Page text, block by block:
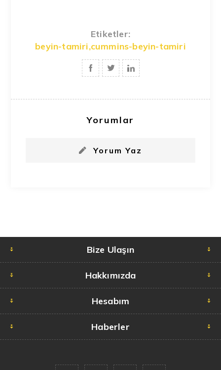
Etiketler:
beyin-tamiri,cummins-beyin-tamiri
Yorumlar
Yorum Yaz
Bize Ulaşın
Hakkımızda
Hesabım
Haberler